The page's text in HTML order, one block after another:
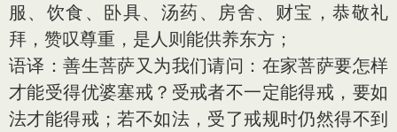
服、饮食、卧具、汤药、房舍、财宝，恭敬礼
拜，赞叹尊重，是人则能供养东方；
语译：善生菩萨又为我们请问：在家菩萨要怎样
才能受得优婆塞戒？受戒者不一定能得戒，要如
法才能得戒；若不如法，受了戒规时仍然得不到